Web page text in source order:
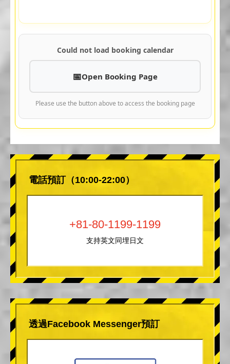
Could not load booking calendar
Open Booking Page
Please use the button above to access the booking page
電話預訂（10:00-22:00）
+81-80-1199-1199
支持英文同埋日文
透過Facebook Messenger預訂